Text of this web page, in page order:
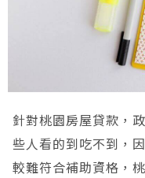
針對桃園房屋貸款，
些人看的到吃不到，
較難符合補助資格，